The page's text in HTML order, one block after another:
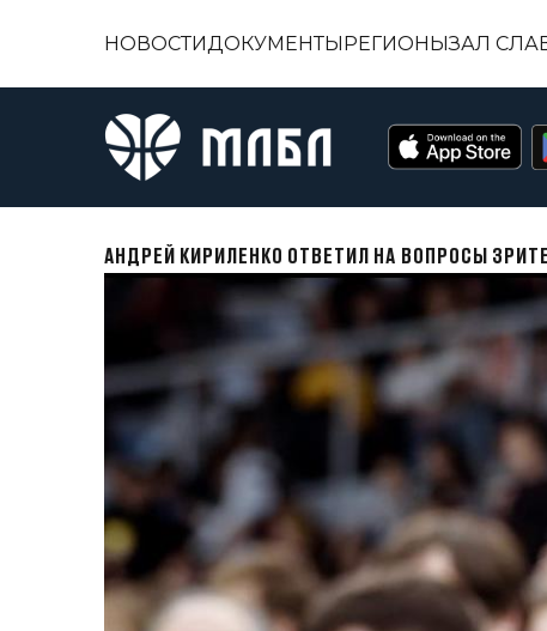
НОВОСТИДОКУМЕНТЫРЕГИОНЫЗАЛ
АНДРЕЙ КИРИЛЕНКО ОТВЕТИЛ НА ВОПРОСЫ